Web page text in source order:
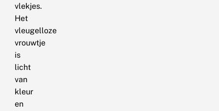
vlekjes.
Het
vleugelloze
vrouwtje
is
licht
van
kleur
en